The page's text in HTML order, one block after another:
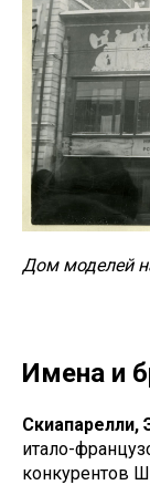
Дом моделей
Имена и
Скиапарелли,
итало-
конкурентов